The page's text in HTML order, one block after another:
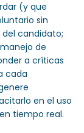
(y que
sin
candidato;
de
a críticas
cada
en el uso
tiempo real.